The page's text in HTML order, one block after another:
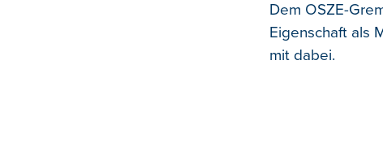
Dem OSZE-
Eigenschaft als
mit dabei.